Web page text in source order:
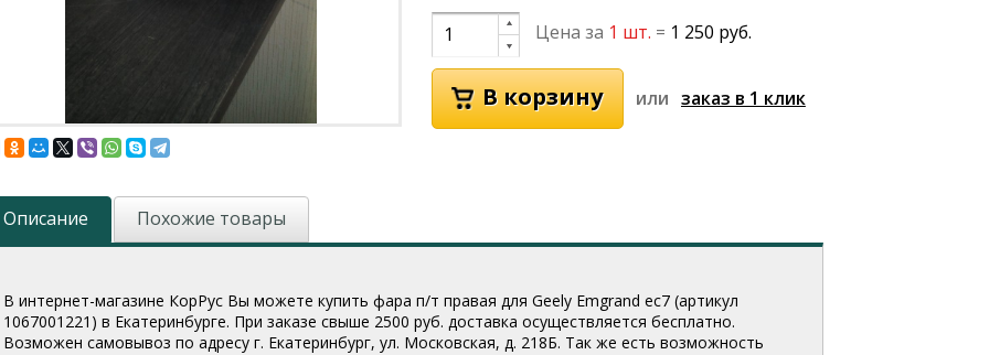
Цена за 1 шт. = 1 250 руб.
или
Описание Похожие товары
В интернет-магазине КорРус Вы можете купить фара п/т правая для Geely Emgrand ec7 (артикул
1067001221 ) в Екатеринбурге. При заказе свыше 2500 руб. доставка осуществляется бесплатно.
Возможен самовывоз по адресу г. Екатеринбург, ул. Московская, д. 218Б. Так же есть возможность